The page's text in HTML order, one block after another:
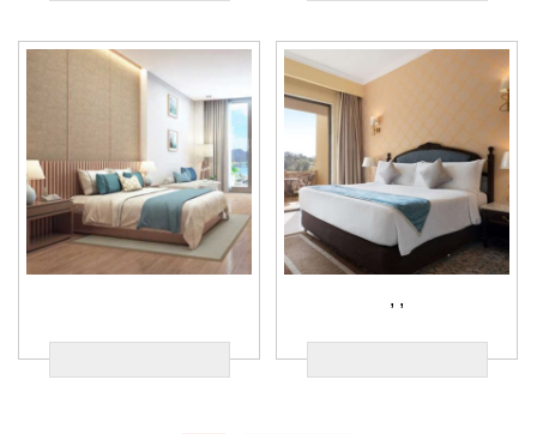
, ,